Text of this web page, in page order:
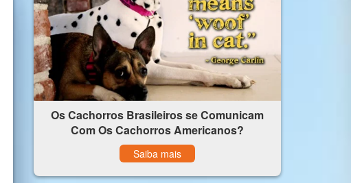
Os Cachorros Brasileiros se Comunicam
Com Os Cachorros Americanos?
Saiba mais